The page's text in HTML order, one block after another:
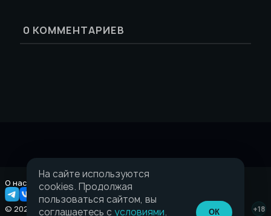
0 КОММЕНТАРИЕВ
О нас Правовая информация
© 2026 Taverna.gg
+18
На сайте используются
cookies. Продолжая
пользоваться сайтом, вы
соглашаетесь с условиями. ОК